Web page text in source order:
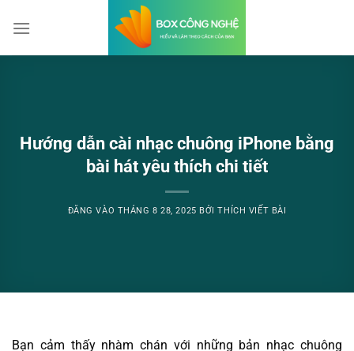
qua
Hướng dẫn cài nhạc chuông iPhone bằng
bài hát yêu thích chi tiết
ĐĂNG VÀO THÁNG 8 28, 2025 BỞITHÍCH VIẾT BÀI
Bạn cảm thấy nhàm chán với những bản nhạc chuông